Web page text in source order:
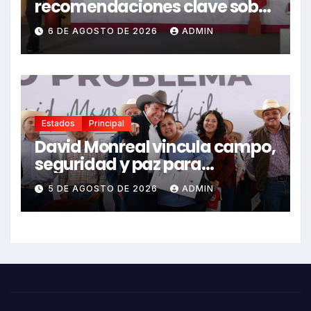
recomendaciones clave sobre
el fracking en México
6 DE AGOSTO DE 2026 ADMIN
Estados Principal
David Monreal vincula campo,
seguridad y paz para
Zacatecas
5 DE AGOSTO DE 2026 ADMIN